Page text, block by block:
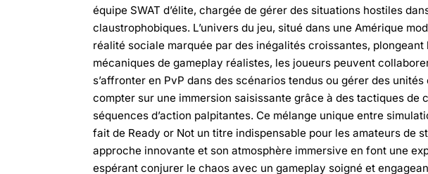
équipe SWAT d’élite, chargée de gérer des situations hostiles
claustrophobiques. L’univers du jeu, situé dans une Amérique
réalité sociale marquée par des inégalités croissantes,
mécaniques de gameplay réalistes, les joueurs peuvent
s’affronter en PvP dans des scénarios tendus ou gérer des
compter sur une immersion saisissante grâce à des tactiques de
séquences d’action palpitantes. Ce mélange unique entre
fait de Ready or Not un titre indispensable pour les amateurs de
approche innovante et son atmosphère immersive en font une
espérant conjurer le chaos avec un gameplay soigné et